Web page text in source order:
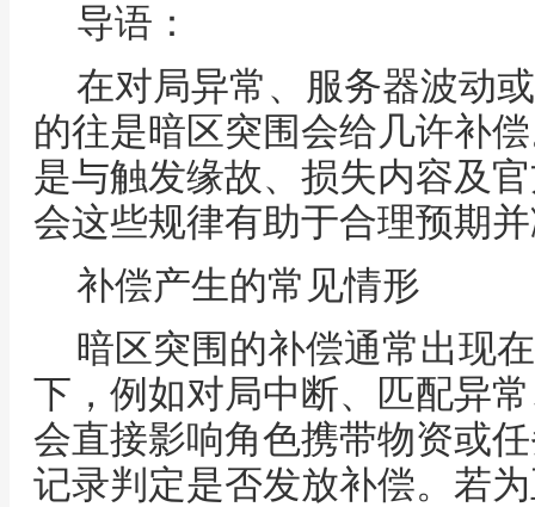
导语：
在对局异常、服务器波动
的往是暗区突围会给几许补
是与触发缘故、损失内容及
会这些规律有助于合理预期
补偿产生的常见情形
暗区突围的补偿通常出现
下，例如对局中断、匹配异
会直接影响角色携带物资或
记录判定是否发放补偿。若